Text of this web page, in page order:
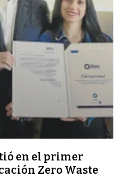
en el primer
Zero Waste